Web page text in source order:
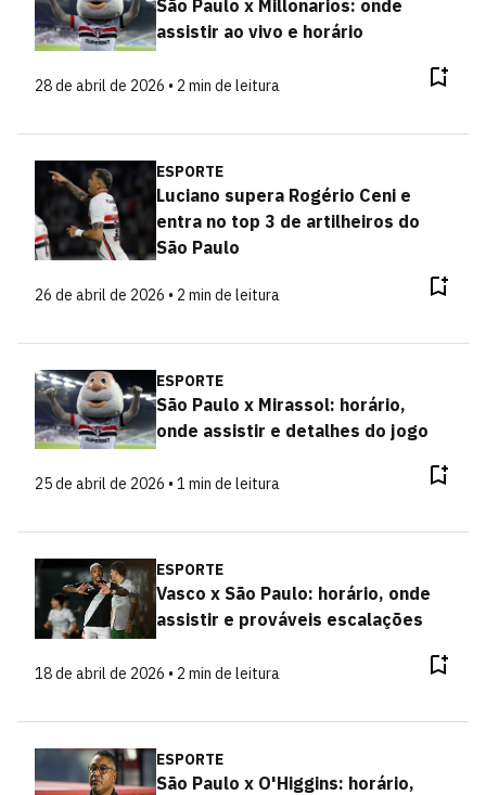
São Paulo x Millonarios: onde
assistir ao vivo e horário
28 de abril de 2026 • 2 min de leitura
ESPORTE
Luciano supera Rogério Ceni e
entra no top 3 de artilheiros do
São Paulo
26 de abril de 2026 • 2 min de leitura
ESPORTE
São Paulo x Mirassol: horário,
onde assistir e detalhes do jogo
25 de abril de 2026 • 1 min de leitura
ESPORTE
Vasco x São Paulo: horário, onde
assistir e prováveis escalações
18 de abril de 2026 • 2 min de leitura
ESPORTE
São Paulo x O'Higgins: horário,